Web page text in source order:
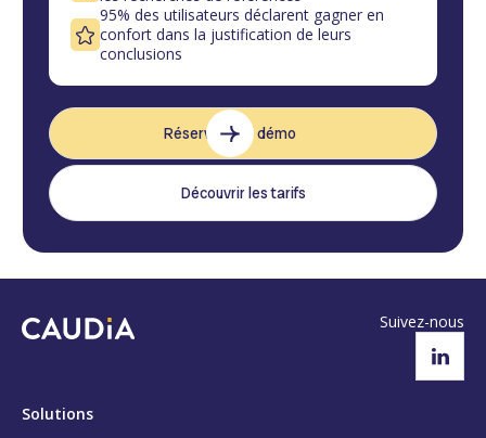
95% des utilisateurs déclarent gagner en
confort dans la justification de leurs
conclusions
Réserver une démo
Découvrir les tarifs
Suivez-nous
Solutions